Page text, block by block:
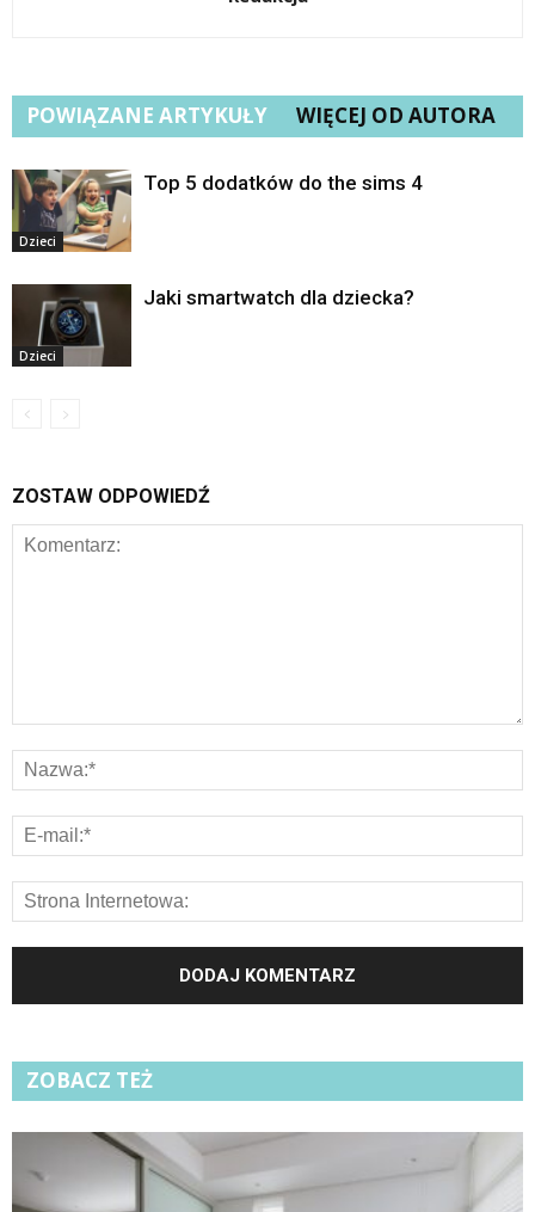
POWIĄZANE ARTYKUŁY WIĘCEJ OD AUTORA
Dzieci
Top 5 dodatków do the sims 4
Dzieci
Jaki smartwatch dla dziecka?
ZOSTAW ODPOWIEDŹ
ZOBACZ TEŻ